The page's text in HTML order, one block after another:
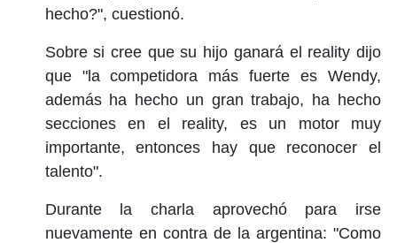
hecho?", cuestionó.
Sobre si cree que su hijo ganará el reality dijo
que "la competidora más fuerte es Wendy,
además ha hecho un gran trabajo, ha hecho
secciones en el reality, es un motor muy
importante, entonces hay que reconocer el
talento".
Durante la charla aprovechó para irse
nuevamente en contra de la argentina: "Como